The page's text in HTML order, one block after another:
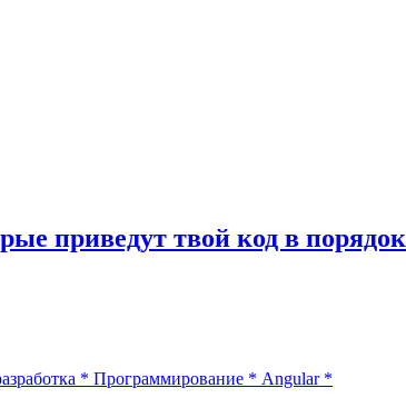
приведут твой код в порядок
* Программирование * Angular*